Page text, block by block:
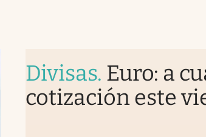
Divisas. Euro: a
cotización este